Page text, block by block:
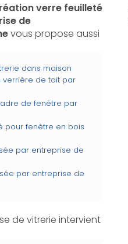
verre feuilleté
de
vous propose aussi
dans maison
verrière de toit par
de fenêtre par
pour fenêtre en bois
par entreprise de
par entreprise de
de vitrerie intervient